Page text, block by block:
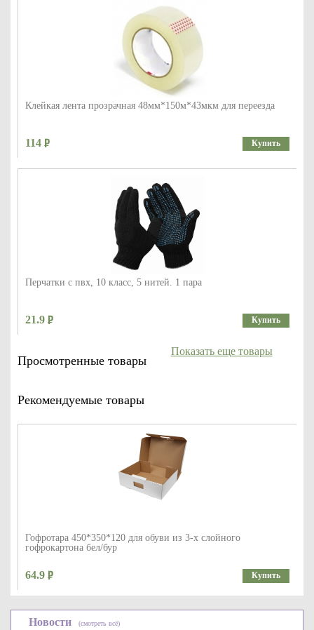
Клейкая лента прозрачная 48мм*150м*43мкм для переезда
114 Купить
Перчатки с пвх, 10 класс, 5 нитей. 1 пара
21.9 Купить
Просмотренные товары
Рекомендуемые товары
Гофротара 450*350*120 для обуви из 3-х слойного
гофрокартона бел/бур
64.9 Купить
Показать еще товары
Новости (смотреть всё)